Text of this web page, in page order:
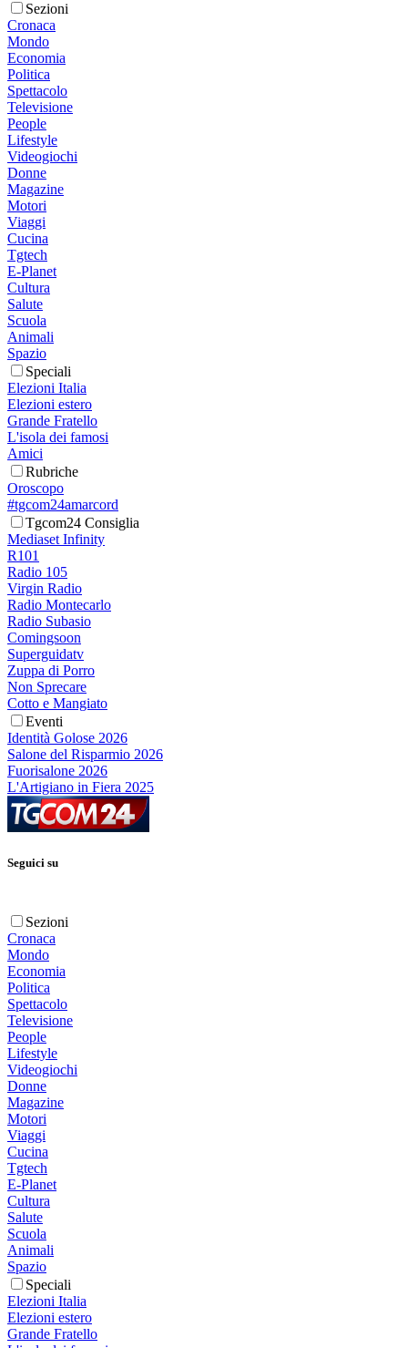
Sezioni
Cronaca
Mondo
Economia
Politica
Spettacolo
Televisione
People
Lifestyle
Videogiochi
Donne
Magazine
Motori
Viaggi
Cucina
Tgtech
E-Planet
Cultura
Salute
Scuola
Animali
Spazio
Speciali
Elezioni Italia
Elezioni estero
Grande Fratello
L'isola dei famosi
Amici
Rubriche
Oroscopo
#tgcom24amarcord
Tgcom24 Consiglia
Mediaset Infinity
R101
Radio 105
Virgin Radio
Radio Montecarlo
Radio Subasio
Comingsoon
Superguidatv
Zuppa di Porro
Non Sprecare
Cotto e Mangiato
Eventi
Identità Golose 2026
Salone del Risparmio 2026
Fuorisalone 2026
L'Artigiano in Fiera 2025
Seguici su
Sezioni
Cronaca
Mondo
Economia
Politica
Spettacolo
Televisione
People
Lifestyle
Videogiochi
Donne
Magazine
Motori
Viaggi
Cucina
Tgtech
E-Planet
Cultura
Salute
Scuola
Animali
Spazio
Speciali
Elezioni Italia
Elezioni estero
Grande Fratello